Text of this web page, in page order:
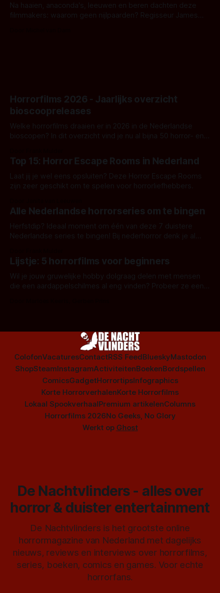
Na haaien, anaconda's, leeuwen en beren dachten deze
filmmakers: waarom geen nijlpaarden? Regisseur James
Horrorfilms 2026 - Jaarlijks overzicht
bioscoopreleases
Welke horrorfilms draaien er in 2026 in de Nederlandse
bioscopen? In dit overzicht vind je nu al bijna 50 horror- en
Top 15: Horror Escape Rooms in Nederland
Laat jij je wel eens opsluiten? Deze Horror Escape Rooms
zijn zeer geschikt om te spelen voor horrorliefhebbers.
Alle Nederlandse horrorseries om te bingen
Herfstdip? Ideaal moment om één van deze 7 duistere
Nederlandse series te bingen! Bij nederhorror denk je al
Amsterdamned of The Johnsons. Maar Nederlandse horror
is niet beperkt tot films. Hier een aantal Nederlandse tv-
series uit het duistere of horrorgenre. Als
Lijstje: 5 horrorfilms voor beginners
Wil je jouw gruwelijke hobby dolgraag delen met mensen
die een aardappelschilmes al eng vinden? Probeer ze eens
ColofonVacaturesContactRSS FeedBlueskyMastodon
ShopSteamInstagramActiviteitenBoekenBordspellen
ComicsGadgetHorrortipsInfographics
Korte HorrorverhalenKorte Horrorfilms
Lokaal SpookverhaalPremium artikelenColumns
Horrorfilms 2026No Geeks, No Glory
Werkt op Ghost
De Nachtvlinders - alles over
horror & duister entertainment
De Nachtvlinders is het grootste online
horrormagazine van Nederland met dagelijks
nieuws, reviews en interviews over horrorfilms,
series, boeken, comics en games. Voor echte
horrorfans.